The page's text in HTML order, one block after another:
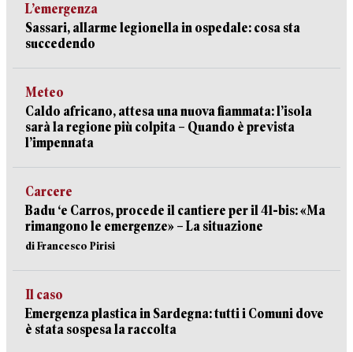
L’emergenza
Sassari, allarme legionella in ospedale: cosa sta
succedendo
Meteo
Caldo africano, attesa una nuova fiammata: l’isola
sarà la regione più colpita – Quando è prevista
l’impennata
Carcere
Badu ‘e Carros, procede il cantiere per il 41-bis: «Ma
rimangono le emergenze» – La situazione
di Francesco Pirisi
Il caso
Emergenza plastica in Sardegna: tutti i Comuni dove
è stata sospesa la raccolta